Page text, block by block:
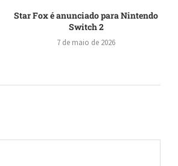
Star Fox é anunciado para Nintendo
Switch 2
7 de maio de 2026